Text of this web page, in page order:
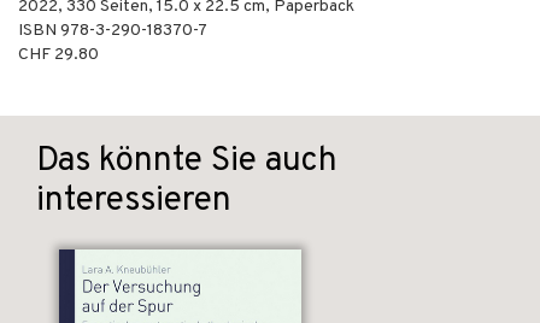
2022, 330 Seiten, 15.0 x 22.5 cm, Paperback
ISBN 978-3-290-18370-7
CHF 29.80
Das könnte Sie auch
interessieren